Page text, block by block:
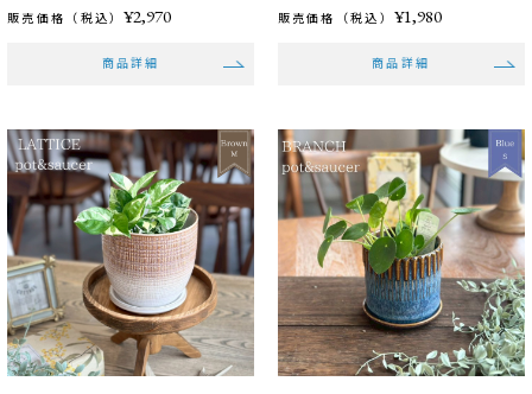
販売価格（税込）¥2,970
商品詳細
販売価格（税込） ¥1,980
商品詳細